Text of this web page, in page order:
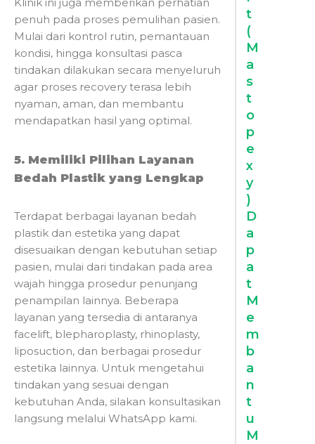
penuh pada proses pemulihan pasien.
Mulai dari kontrol rutin, pemantauan
kondisi, hingga konsultasi pasca
tindakan dilakukan secara menyeluruh
agar proses recovery terasa lebih
nyaman, aman, dan membantu
mendapatkan hasil yang optimal.
5. Memiliki Pilihan Layanan
Bedah Plastik yang Lengkap
Terdapat berbagai layanan bedah
plastik dan estetika yang dapat
disesuaikan dengan kebutuhan setiap
pasien, mulai dari tindakan pada area
wajah hingga prosedur penunjang
penampilan lainnya. Beberapa
layanan yang tersedia di antaranya
facelift, blepharoplasty, rhinoplasty,
liposuction, dan berbagai prosedur
estetika lainnya. Untuk mengetahui
tindakan yang sesuai dengan
kebutuhan Anda, silakan konsultasikan
langsung melalui WhatsApp kami.
t
(
M
a
s
t
o
p
e
x
y
)
D
a
p
a
t
M
e
m
b
a
n
t
u
M